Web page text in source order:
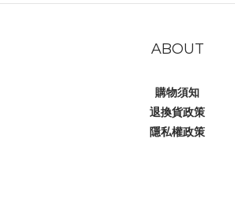
ABOUT
購物須知
退換貨政策
隱私權政策